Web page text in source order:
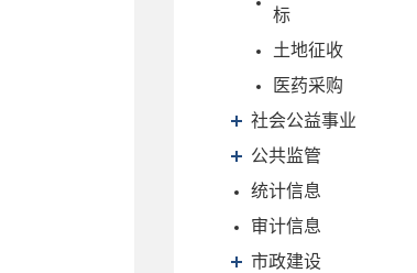
标
土地征收
医药采购
社会公益事业
公共监管
统计信息
审计信息
市政建设